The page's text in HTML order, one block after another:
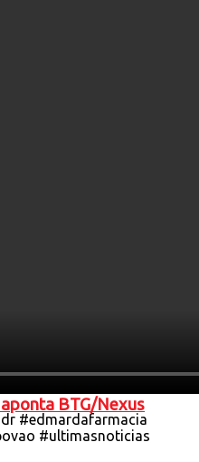
corrida
BTG/Nexus
#edmardafarmacia
#ultimasnoticias